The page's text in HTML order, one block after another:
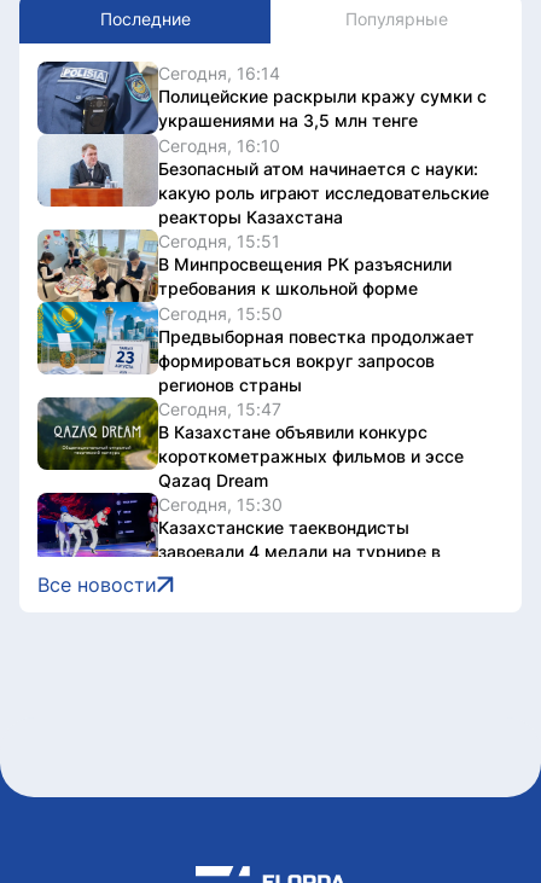
Последние Популярные
Сегодня, 16:14
Полицейские раскрыли кражу сумки с
украшениями на 3,5 млн тенге
Сегодня, 16:10
Безопасный атом начинается с науки:
какую роль играют исследовательские
реакторы Казахстана
Сегодня, 15:51
В Минпросвещения РК разъяснили
требования к школьной форме
Сегодня, 15:50
Предвыборная повестка продолжает
формироваться вокруг запросов
регионов страны
Сегодня, 15:47
В Казахстане объявили конкурс
короткометражных фильмов и эссе
Qazaq Dream
Сегодня, 15:30
Казахстанские таеквондисты
завоевали 4 медали на турнире в
Индонезии
Сегодня, 15:15
водами до 2040 года
Все новости